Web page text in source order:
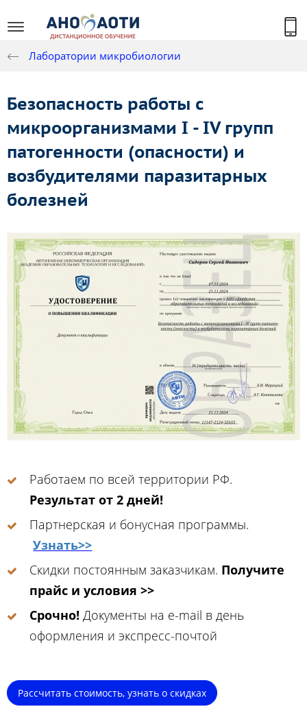
Лаборатории микробиологии
Безопасность работы с
микроорганизмами I - IV групп
патогенности (опасности) и
возбудителями паразитарных
болезней
Работаем по всей территории РФ.
Результат от 2 дней!
Партнерская и бонусная программы.
Узнать>>
Скидки постоянным заказчикам. Получите
прайс и условия >>
Срочно! Документы на e-mail в день
оформления и экспресс-почтой
Рассчитать стоимость, узнать о скидках